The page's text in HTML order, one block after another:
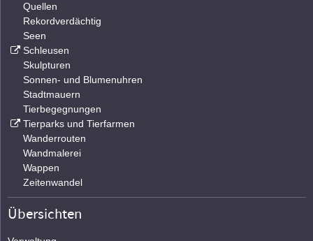
Quellen
Rekordverdächtig
Seen
Schleusen
Skulpturen
Sonnen- und Blumenuhren
Stadtmauern
Tierbegegnungen
Tierparks und Tierfarmen
Wanderrouten
Wandmalerei
Wappen
Zeitenwandel
Übersichten